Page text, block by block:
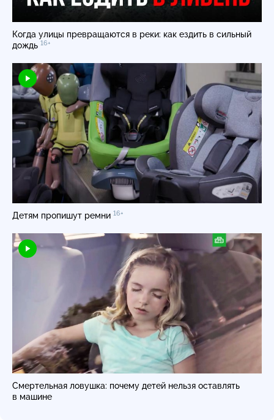
Когда улицы превращаются в реки: как ездить в сильный
дождь 16+
Детям пропишут ремни 16+
Смертельная ловушка: почему детей нельзя оставлять
в машине